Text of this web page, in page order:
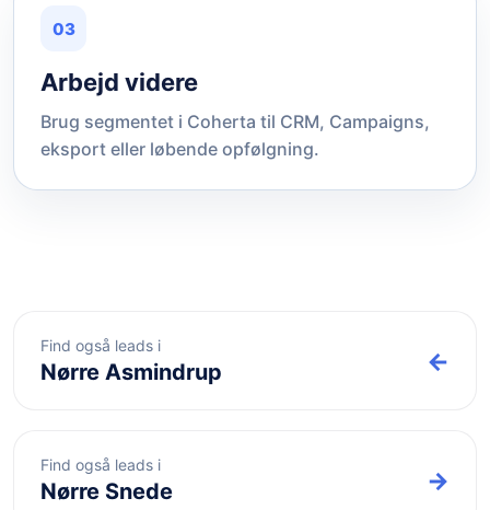
03
Arbejd videre
Brug segmentet i Coherta til CRM, Campaigns,
eksport eller løbende opfølgning.
Find også leads i
Nørre Asmindrup ←
Find også leads i
Nørre Snede →